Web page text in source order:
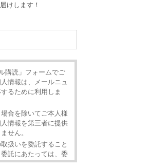
けします！
購読」フォームでご
情報は、メールニュ
るために利用しま
場合を除いてご本人様
情報を第三者に提供
せん。
扱いを委託すること
託にあたっては、委
情報の安全管理が図